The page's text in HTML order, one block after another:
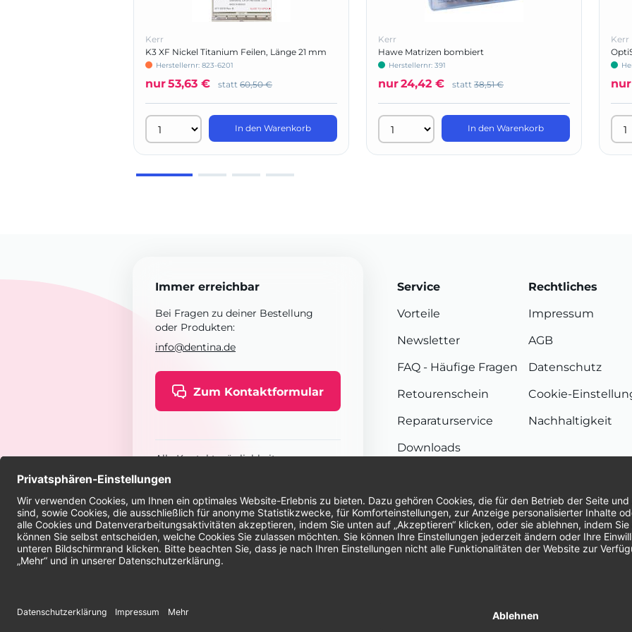
Kerr
K3 XF Nickel Titanium Feilen, Länge 21 mm
Herstellernr: 823-6201
nur53,63 € statt 60,50 €
In den Warenkorb
Kerr
Hawe Matrizen bombiert
Herstellernr: 391
nur24,42 € statt 38,51 €
In den Warenkorb
Kerr
nur
Immer erreichbar
Bei Fragen zu deiner Bestellung
oder Produkten:
info@dentina.de
Zum Kontaktformular
Alle Kontaktmöglichkeiten
Service
Vorteile
Newsletter
FAQ - Häufige Fragen
Retourenschein
Reparaturservice
Downloads
Rechtliches
Impressum
AGB
Datenschutz
Cookie-
Nachhaltigkeit
© 2026 Dentina GmbH | Alle Rechte